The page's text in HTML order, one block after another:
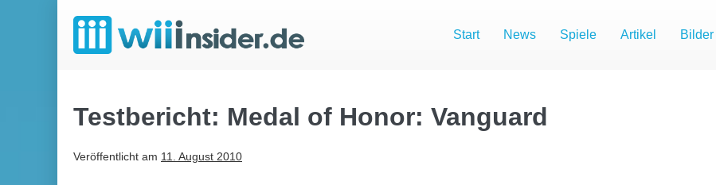
Start News Spiele Artikel Bilder
Testbericht: Medal of Honor: Vanguard
Veröffentlicht am 11. August 2010